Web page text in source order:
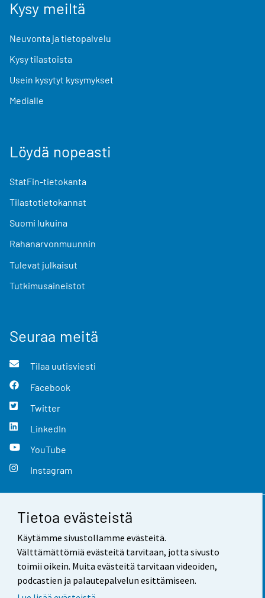
Tietoa evästeistä
Käytämme sivustollamme evästeitä.
Välttämättömiä evästeitä tarvitaan, jotta sivusto
toimii oikein. Muita evästeitä tarvitaan videoiden,
podcastien ja palautepalvelun esittämiseen.
Kysy meiltä
Neuvonta ja tietopalvelu
Kysy tilastoista
Usein kysytyt kysymykset
Medialle
Löydä nopeasti
StatFin-tietokanta
Tilastotietokannat
Suomi lukuina
Rahanarvonmuunnin
Tulevat julkaisut
Tutkimusaineistot
Seuraa meitä
Tilaa uutisviesti
Facebook
Twitter
LinkedIn
YouTube
Instagram
Yhteystiedot
Palaute
Käyttöehdot